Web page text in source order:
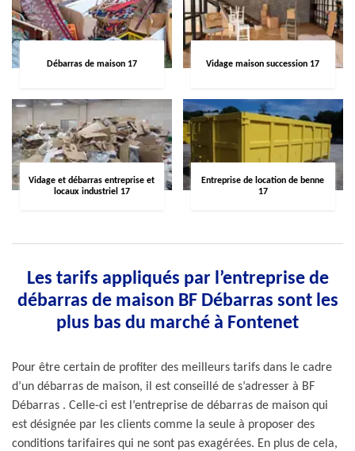
Débarras de maison 17 Vidage maison succession 17
Vidage et débarras entreprise et
locaux industriel 17
Entreprise de location de benne
17
Les tarifs appliqués par l’entreprise de
débarras de maison BF Débarras sont les
plus bas du marché à Fontenet
Pour être certain de profiter des meilleurs tarifs dans le cadre
d’un débarras de maison, il est conseillé de s’adresser à BF
Débarras . Celle-ci est l’entreprise de débarras de maison qui
est désignée par les clients comme la seule à proposer des
conditions tarifaires qui ne sont pas exagérées. En plus de cela,